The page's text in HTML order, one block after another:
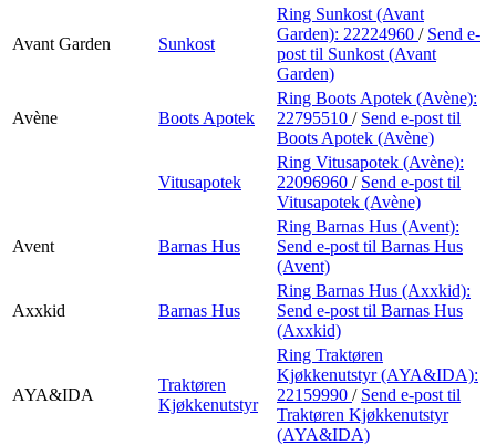
Avant Garden Sunkost
Ring Sunkost (Avant
Garden): 22224960 / Send e-
post til Sunkost (Avant
Garden)
Avène Boots Apotek
Ring Boots Apotek (Avène):
22795510 / Send e-post til
Boots Apotek (Avène)
Vitusapotek
Ring Vitusapotek (Avène):
22096960 / Send e-post til
Vitusapotek (Avène)
Avent Barnas Hus
Ring Barnas Hus (Avent):
Send e-post til Barnas Hus
(Avent)
Axxkid Barnas Hus
Ring Barnas Hus (Axxkid):
Send e-post til Barnas Hus
(Axxkid)
AYA&IDA
Traktøren
Kjøkkenutstyr
Ring Traktøren
Kjøkkenutstyr (AYA&IDA):
22159990 / Send e-post til
Traktøren Kjøkkenutstyr
(AYA&IDA)